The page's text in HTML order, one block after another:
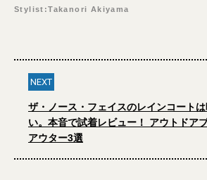
Stylist:Takanori Akiyama
NEXT
ザ・ノース・フェイスのレインコート
い。本音で試着レビュー！ アウトドア
アウター3選